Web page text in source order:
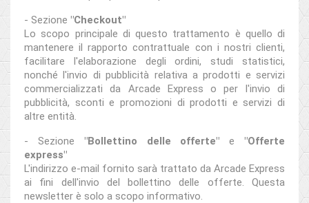
- Sezione "Checkout"
Lo scopo principale di questo trattamento è quello di
mantenere il rapporto contrattuale con i nostri clienti,
facilitare l'elaborazione degli ordini, studi statistici,
nonché l'invio di pubblicità relativa a prodotti e servizi
commercializzati da Arcade Express o per l'invio di
pubblicità, sconti e promozioni di prodotti e servizi di
altre entità.
- Sezione "Bollettino delle offerte" e "Offerte
express"
L'indirizzo e-mail fornito sarà trattato da Arcade Express
ai fini dell'invio del bollettino delle offerte. Questa
newsletter è solo a scopo informativo.